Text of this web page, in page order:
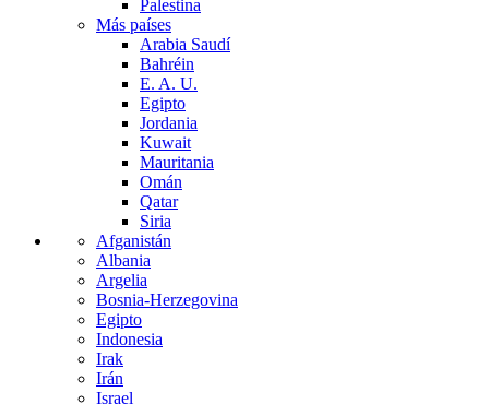
Palestina
Más países
Arabia Saudí
Bahréin
E. A. U.
Egipto
Jordania
Kuwait
Mauritania
Omán
Qatar
Siria
Afganistán
Albania
Argelia
Bosnia-Herzegovina
Egipto
Indonesia
Irak
Irán
Israel